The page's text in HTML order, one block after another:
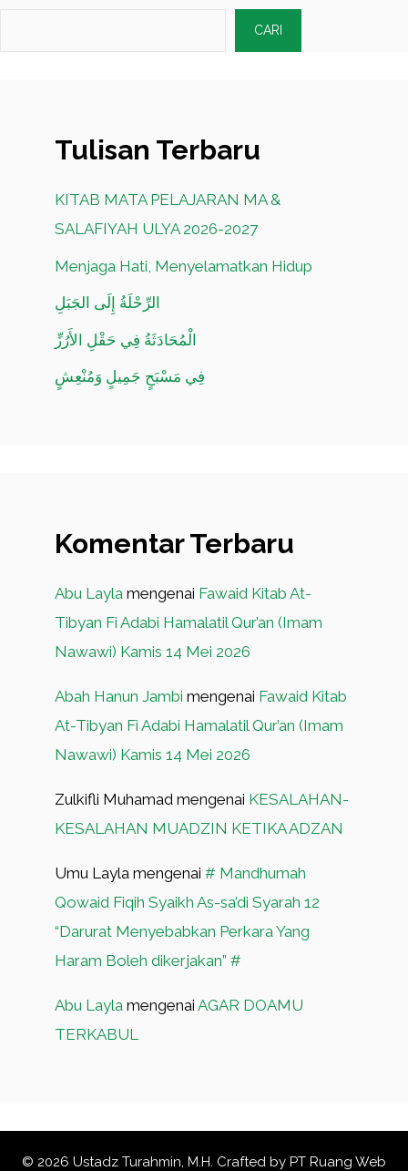
CARI
Tulisan Terbaru
KITAB MATA PELAJARAN MA &
SALAFIYAH ULYA 2026-2027
Menjaga Hati, Menyelamatkan Hidup
الرِّحْلَةُ إِلَى الجَبَلِ
الْمُحَادَثَةُ فِي حَقْلِ الأَرُزِّ
فِي مَسْبَحٍ جَمِيلٍ وَمُنْعِشٍ
Komentar Terbaru
Abu Layla mengenai Fawaid Kitab At-
Tibyan Fi Adabi Hamalatil Qur’an (Imam
Nawawi) Kamis 14 Mei 2026
Abah Hanun Jambi mengenai Fawaid Kitab
At-Tibyan Fi Adabi Hamalatil Qur’an (Imam
Nawawi) Kamis 14 Mei 2026
Zulkifli Muhamad mengenai KESALAHAN-
KESALAHAN MUADZIN KETIKA ADZAN
Umu Layla mengenai # Mandhumah
Qowaid Fiqih Syaikh As-sa’di Syarah 12
“Darurat Menyebabkan Perkara Yang
Haram Boleh dikerjakan” #
Abu Layla mengenai AGAR DOAMU
TERKABUL
© 2026 Ustadz Turahmin, M.H. Crafted by PT Ruang Web